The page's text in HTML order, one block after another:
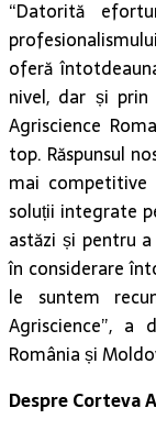
“Datorită
oferă
nivel, dar și
Agriscience
top. Răspunsul
mai competitive
soluții integrate
astăzi și pentru
în considerare
le suntem
Agriscience”, a
România și
Despre Corteva